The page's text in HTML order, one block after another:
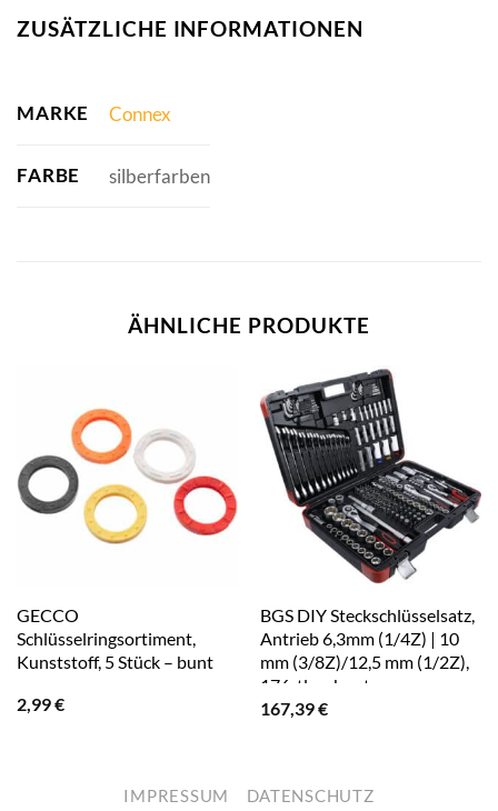
ZUSÄTZLICHE INFORMATIONEN
MARKE Connex
FARBE silberfarben
ÄHNLICHE PRODUKTE
GECCO
Schlüsselringsortiment,
Kunststoff, 5 Stück – bunt
2,99€
BGS DIY Steckschlüsselsatz,
Antrieb 6,3mm (1/4Z) | 10
mm (3/8Z)/12,5 mm (1/2Z),
176-tlg – bunt
167,39€
IMPRESSUM DATENSCHUTZ